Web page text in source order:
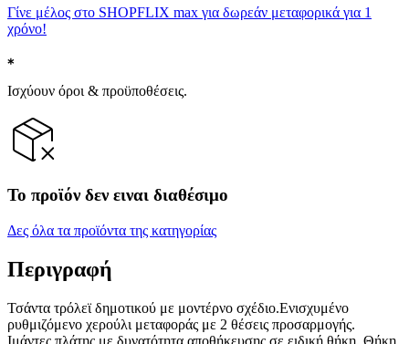
Γίνε μέλος στο SHOPFLIX max για δωρεάν μεταφορικά για 1
χρόνο!
Ισχύουν όροι & προϋποθέσεις.
Το προϊόν δεν ειναι διαθέσιμο
Δες όλα τα προϊόντα της κατηγορίας
Περιγραφή
Τσάντα τρόλεϊ δημοτικού με μοντέρνο σχέδιο.Ενισχυμένο
ρυθμιζόμενο χερούλι μεταφοράς με 2 θέσεις προσαρμογής.
Ιμάντες πλάτης με δυνατότητα αποθήκευσης σε ειδική θήκη. Θήκη